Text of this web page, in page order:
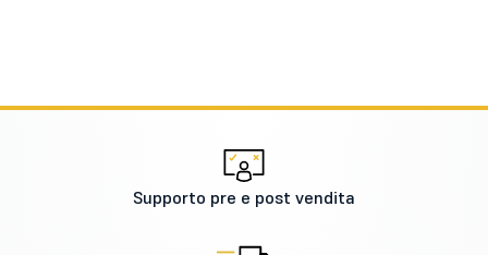
Supporto pre e post vendita